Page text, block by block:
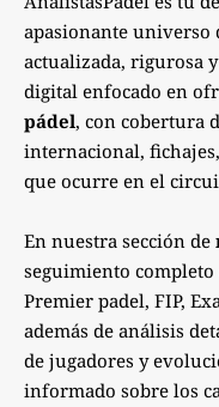
apasionante
actualizada, rigurosa
digital enfocado en
pádel, con cobertura
internacional,
que ocurre en el
En nuestra sección de
seguimiento
Premier padel, FIP,
además de análisis
de jugadores y
informado sobre los